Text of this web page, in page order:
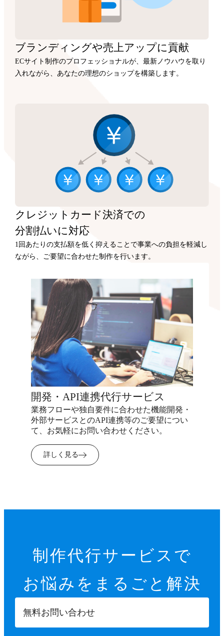
ブランディングや売上アップに貢献
ECサイト制作のプロフェッショナルが、最新ノウハウを取り
入れながら、あなたの理想のショップを構築します。
クレジットカード決済での
分割払いに対応
1回あたりの支払額を低く抑えることで事業への負担を軽減し
ながら、ご要望に合わせた制作を行います。
開発・API連携代行サービス
業務フローや独自要件に合わせた機能開発・
外部サービスとのAPI連携等のご要望につい
て、お気軽にお問い合わせください。
詳しく見る
制作代行サービスで
お悩みを まるごと解決
無料お問い合わせ